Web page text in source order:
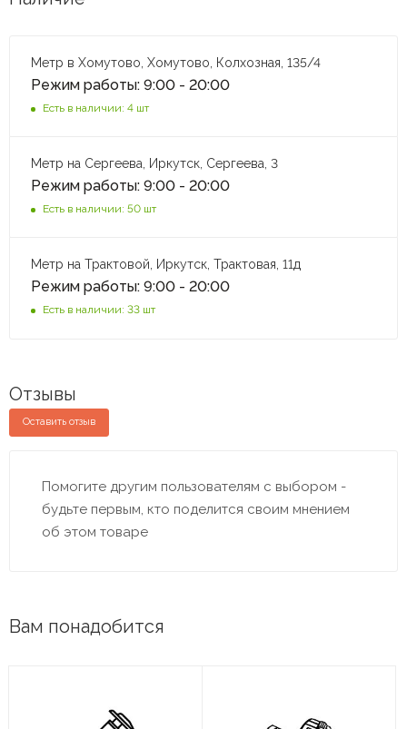
Метр в Хомутово, Хомутово, Колхозная, 135/4
Режим работы: 9:00 - 20:00
Есть в наличии: 4 шт
Метр на Сергеева, Иркутск, Сергеева, 3
Режим работы: 9:00 - 20:00
Есть в наличии: 50 шт
Метр на Трактовой, Иркутск, Трактовая, 11д
Режим работы: 9:00 - 20:00
Есть в наличии: 33 шт
Отзывы
Оставить отзыв
Помогите другим пользователям с выбором -
будьте первым, кто поделится своим мнением
об этом товаре
Вам понадобится